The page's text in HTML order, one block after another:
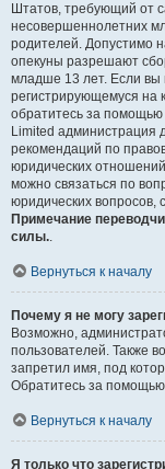
Штатов, требующий от
несовершеннолетних
родителей. Допустимо
опекуны разрешают
младше 13 лет. Если вы
регистрирующемуся на
обратитесь за помощью
Limited администрация
рекомендаций по
юридических
можно связаться по
юридических вопросов,
Примечание
силы..
Вернуться к началу
Почему я не могу
Возможно,
пользователей. Также
запретил имя, под
Обратитесь за
Вернуться к началу
Я только что